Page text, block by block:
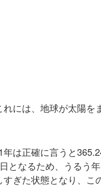
には、地球が太陽を
は正確に言うと
となるため、うるう
ぎた状態となり、こ